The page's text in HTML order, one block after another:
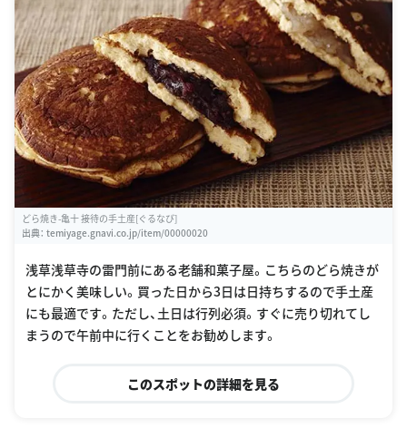
どら焼き-亀十 接待の手土産[ぐるなび]
出典： temiyage.gnavi.co.jp/item/00000020
浅草浅草寺の雷門前にある老舗和菓子屋。こちらのどら焼きが
とにかく美味しい。買った日から3日は日持ちするので手土産
にも最適です。ただし、土日は行列必須。すぐに売り切れてし
まうので午前中に行くことをお勧めします。
このスポットの詳細を見る